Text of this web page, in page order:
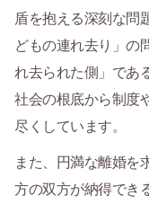
盾を抱える深刻な問
どもの連れ去り」の
れ去られた側」であ
社会の根底から制度
尽くしています。
また、円満な離婚を
方の双方が納得でき